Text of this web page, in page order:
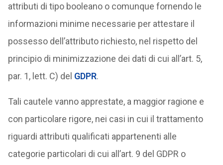
attributi di tipo booleano o comunque fornendo le
informazioni minime necessarie per attestare il
possesso dell’attributo richiesto, nel rispetto del
principio di minimizzazione dei dati di cui all’art. 5,
par. 1, lett. C) del GDPR.
Tali cautele vanno apprestate, a maggior ragione e
con particolare rigore, nei casi in cui il trattamento
riguardi attributi qualificati appartenenti alle
categorie particolari di cui all’art. 9 del GDPR o